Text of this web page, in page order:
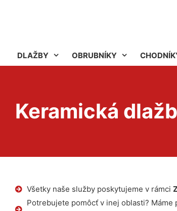
DLAŽBY OBRUBNÍKY
Keramická
Všetky naše služby poskytujeme v rámci
Potrebujete pomôcť v inej oblasti?